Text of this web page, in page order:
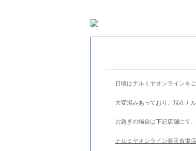
日頃はナルミヤオンラインを
大変混みあっており、現在ナ
お急ぎの場合は下記店舗にて
ナルミヤオンライン楽天市場店